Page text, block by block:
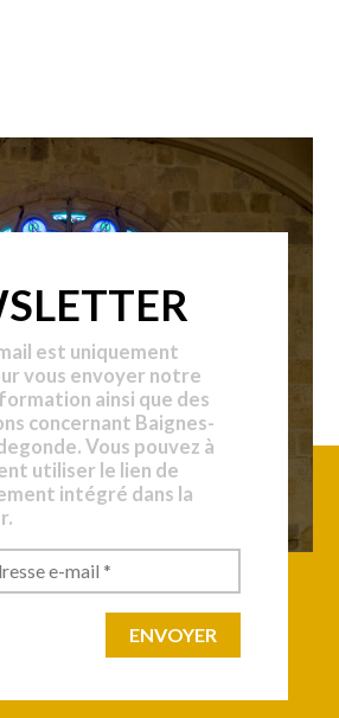
est uniquement
vous envoyer notre
ainsi que des
concernant Baignes-
Vous pouvez à
utiliser le lien de
intégré dans la